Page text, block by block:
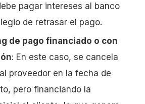
pagar intereses al banco
de retrasar el pago.
de pago financiado o con
: En este caso, se cancela
proveedor en la fecha de
pero financiando la